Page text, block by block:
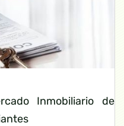
Inmobiliario de